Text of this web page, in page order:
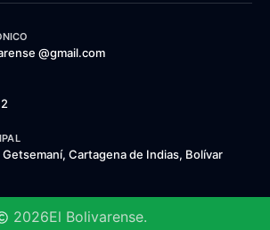
@gmail.com
Cartagena de Indias, Bolívar
2026El Bolivarense.